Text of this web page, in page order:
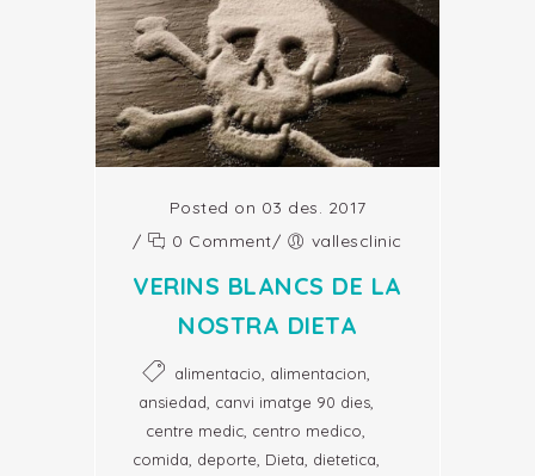
Posted on 03 des. 2017
/
0 Comment/ vallesclinic
VERINS BLANCS DE LA
NOSTRA DIETA
alimentacio, alimentacion,
ansiedad, canvi imatge 90 dies,
centre medic, centro medico,
comida, deporte, Dieta, dietetica,